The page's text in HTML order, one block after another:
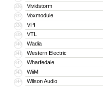
336 Vividstorm
337 Voxmodule
338 VPI
339 VTL
340 Wadia
341 Western Electric
342 Wharfedale
343 WiiM
344 Wilson Audio